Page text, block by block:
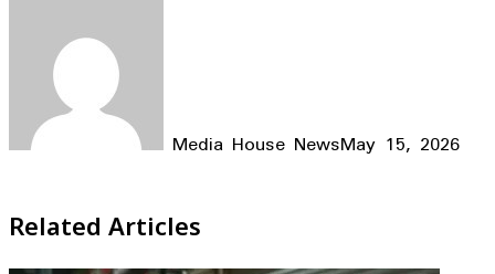
Media House NewsMay 15, 2026
Related Articles